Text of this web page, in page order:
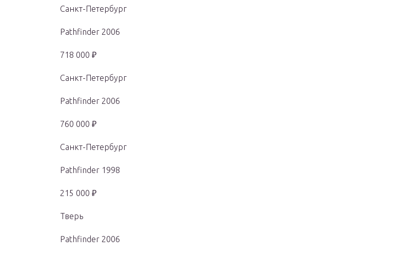
Санкт-Петербург
Pathfinder 2006
718 000 ₽
Санкт-Петербург
Pathfinder 2006
760 000 ₽
Санкт-Петербург
Pathfinder 1998
215 000 ₽
Тверь
Pathfinder 2006